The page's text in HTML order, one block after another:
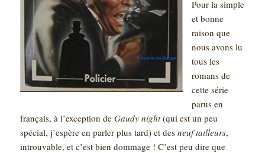
Pour la simple
et bonne
raison que
nous avons lu
tous les
romans de
cette série
parus en
français, à l’exception deGaudy night(qui est un peu
spécial, j’espère en parler plus tard) et desneuf tailleurs,
introuvable, et c’est bien dommage ! C’est peu dire que